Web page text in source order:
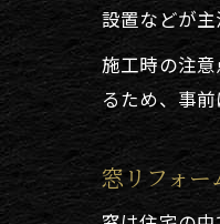
設置などが
施工時の注
るため、事
窓リフォー